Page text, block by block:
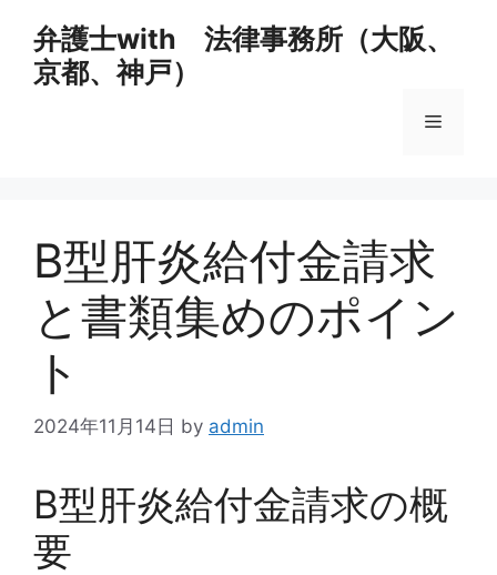
弁護士with 法律事務所（大阪、
京都、神戸）
メ
ー
B型肝炎給付金請求
と書類集めのポイン
ト
2024年11月14日 by admin
B型肝炎給付金請求の概
要